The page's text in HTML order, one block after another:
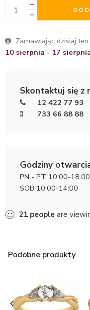
Zamawiając dzisiaj
10 sierpnia - 17
Skontaktuj się z
12 422 77 93
733 66 88 88
Godziny
PN - PT 10:00-18:00
SOB 10:00-14:00
21 people are
Podobne produkty